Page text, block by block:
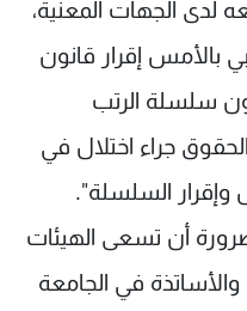
لدى الجهات المعنية،
بالأمس إقرار قانون
سلسلة الرتب
جراء اختلال في
وإقرار السلسلة".
أن تسعى الهيئات
في الجامعة